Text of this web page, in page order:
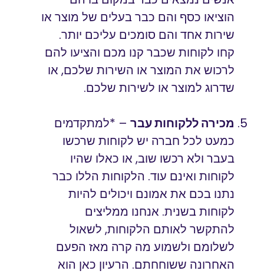
הוציאו כסף והם כבר בעלים של מוצר או
שירות אחד והם סומכים עליכם יותר.
קחו לקוחות שכבר קנו מכם והציעו להם
לרכוש את המוצר או השירות שלכם, או
שדרוג למוצר או לשירות שלכם.
מכירה ללקוחות עבר – *למתקדמים
כמעט לכל חברה יש לקוחות שרכשו
בעבר ולא רכשו שוב, או כאלו שהיו
לקוחות ואינם עוד. הלקוחות הללו כבר
נתנו בכם את אמונם ויכולים להיות
לקוחות בשנית. אנחנו ממליצים
להתקשר לאותם הלקוחות, לשאול
לשלומם ולשמוע מה קרה מאז הפעם
האחרונה ששוחחתם. הרעיון כאן הוא